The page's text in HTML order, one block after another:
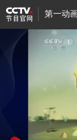
第一动